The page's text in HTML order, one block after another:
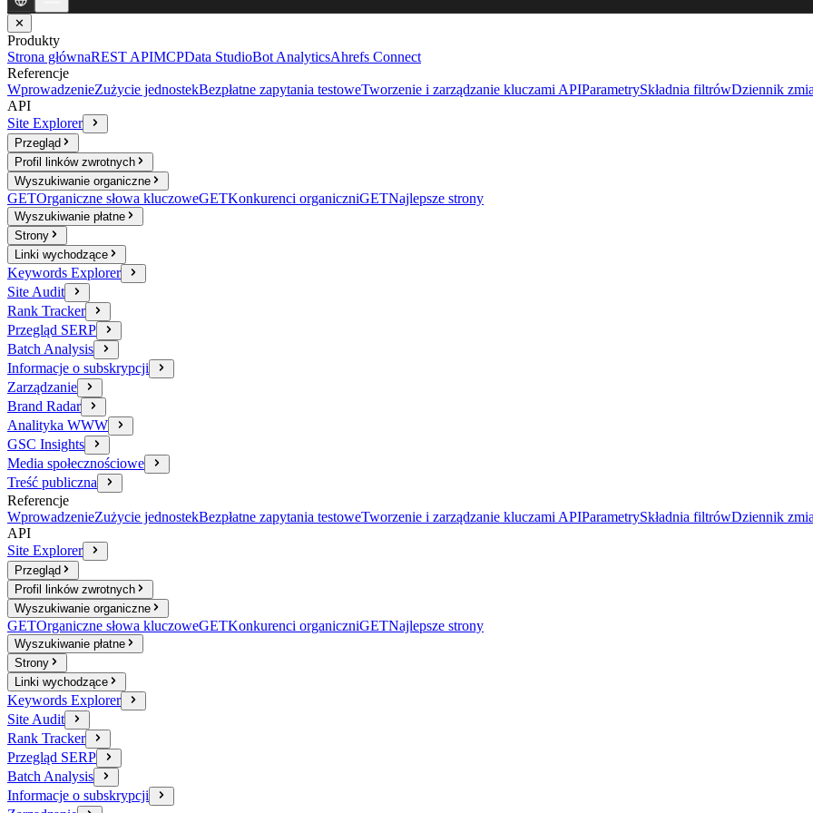
✕
Produkty
Strona głównaREST APIMCPData StudioBot AnalyticsAhrefs Connect
Referencje
WprowadzenieZużycie jednostekBezpłatne zapytania testoweTworzenie i zarządzanie kluczami APIParametrySkładnia filtrówDziennik
API
Site Explorer
Przegląd
Profil linków zwrotnych
Wyszukiwanie organiczne
GETOrganiczne słowa kluczoweGETKonkurenci organiczniGETNajlepsze strony
Wyszukiwanie płatne
Strony
Linki wychodzące
Keywords Explorer
Site Audit
Rank Tracker
Przegląd SERP
Batch Analysis
Informacje o subskrypcji
Zarządzanie
Brand Radar
Analityka WWW
GSC Insights
Media społecznościowe
Treść publiczna
Referencje
WprowadzenieZużycie jednostekBezpłatne zapytania testoweTworzenie i zarządzanie kluczami APIParametrySkładnia filtrówDziennik
API
Site Explorer
Przegląd
Profil linków zwrotnych
Wyszukiwanie organiczne
GETOrganiczne słowa kluczoweGETKonkurenci organiczniGETNajlepsze strony
Wyszukiwanie płatne
Strony
Linki wychodzące
Keywords Explorer
Site Audit
Rank Tracker
Przegląd SERP
Batch Analysis
Informacje o subskrypcji